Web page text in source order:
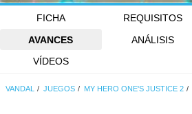
FICHA REQUISITOS
AVANCES
ANÁLISIS
VÍDEOS
VANDAL JUEGOS MY HERO ONE'S JUSTICE 2